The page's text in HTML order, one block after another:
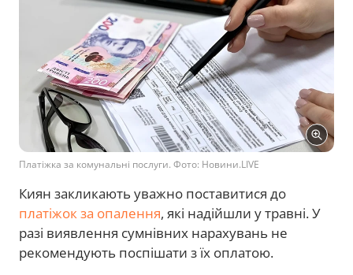
Платіжка за комунальні послуги. Фото: Новини.LIVE
Киян закликають уважно поставитися до
платіжок за опалення, які надійшли у травні. У
разі виявлення сумнівних нарахувань не
рекомендують поспішати з їх оплатою.